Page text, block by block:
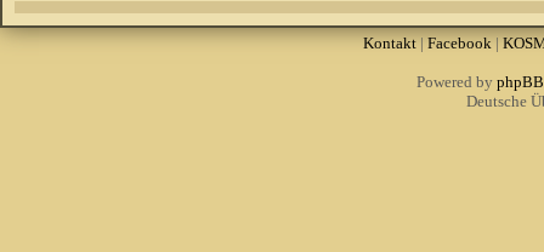
Kontakt| Facebook|
Powered by phpBB
Deutsche